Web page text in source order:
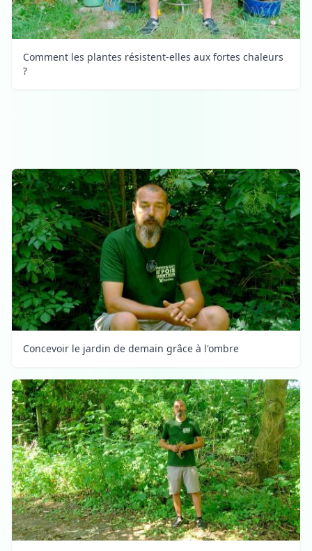
Comment les plantes résistent-elles aux fortes chaleurs
?
Concevoir le jardin de demain grâce à l'ombre